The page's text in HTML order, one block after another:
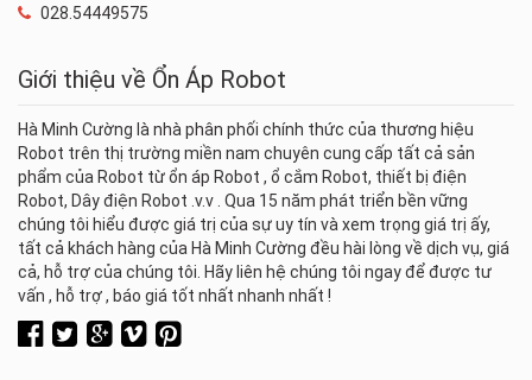
028.54449575
Giới thiệu về Ổn Áp Robot
Hà Minh Cường là nhà phân phối chính thức của thương hiệu
Robot trên thị trường miền nam chuyên cung cấp tất cả sản
phẩm của Robot từ ổn áp Robot , ổ cắm Robot, thiết bị điện
Robot, Dây điện Robot .v.v . Qua 15 năm phát triển bền vững
chúng tôi hiểu được giá trị của sự uy tín và xem trọng giá trị ấy,
tất cả khách hàng của Hà Minh Cường đều hài lòng về dịch vụ, giá
cả, hỗ trợ của chúng tôi. Hãy liên hệ chúng tôi ngay để được tư
vấn , hỗ trợ , báo giá tốt nhất nhanh nhất !